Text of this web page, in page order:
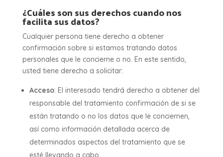
¿Cuáles son sus derechos cuando nos
facilita sus datos?
Cualquier persona tiene derecho a obtener
confirmación sobre si estamos tratando datos
personales que le concierne o no. En este sentido,
usted tiene derecho a solicitar:
Acceso: El interesado tendrá derecho a obtener del
responsable del tratamiento confirmación de si se
están tratando o no los datos que le conciernen,
así como información detallada acerca de
determinados aspectos del tratamiento que se
esté llevando a cabo.